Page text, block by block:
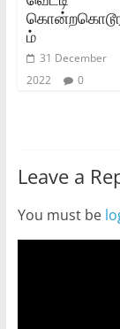
ம்
31 December
2022
0
Leave a
You must be